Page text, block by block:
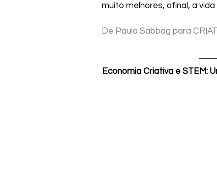
muito melhores, afinal, a
De Paula Sabbag para
Economia Criativa e STEM: